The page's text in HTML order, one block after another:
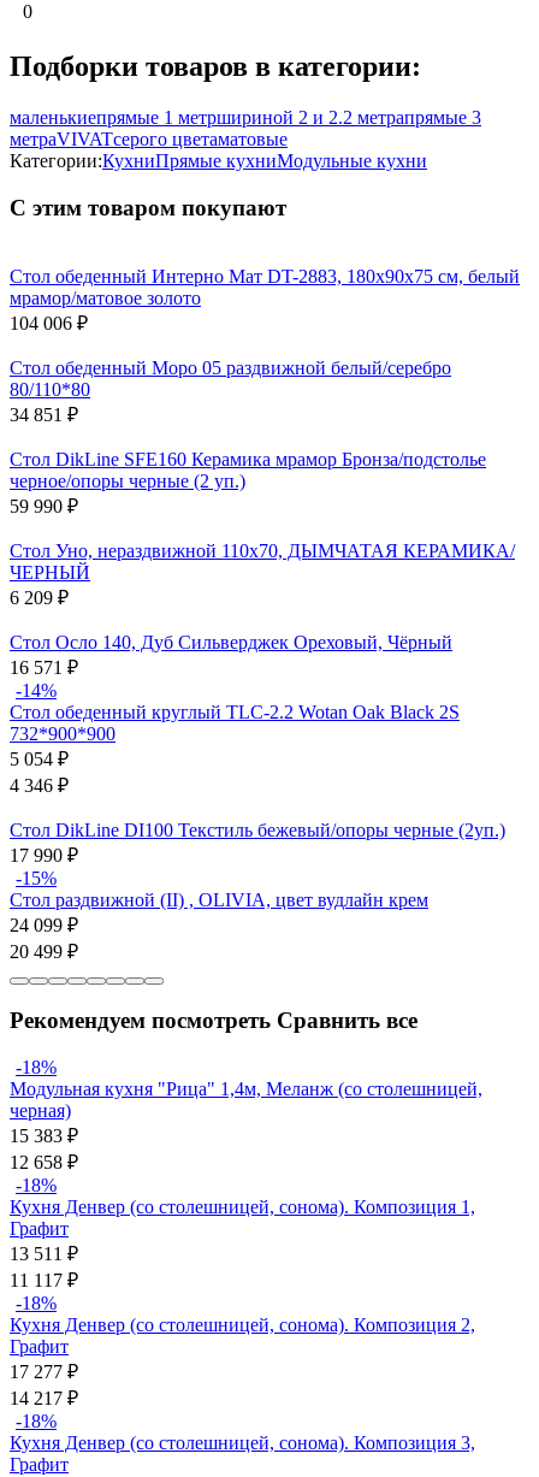
0
Подборки товаров в категории:
маленькиепрямые 1 метршириной 2 и 2.2 метрапрямые 3
метраVIVATсерого цветаматовые
Категории:КухниПрямые кухниМодульные кухни
С этим товаром покупают
Стол обеденный Интерно Мат DT-2883, 180х90х75 см, белый
мрамор/матовое золото
104 006 ₽
Стол обеденный Моро 05 раздвижной белый/серебро
80/110*80
34 851 ₽
Стол DikLine SFE160 Керамика мрамор Бронза/подстолье
черное/опоры черные (2 уп.)
59 990 ₽
Стол Уно, нераздвижной 110х70, ДЫМЧАТАЯ КЕРАМИКА/
ЧЕРНЫЙ
6 209 ₽
Стол Осло 140, Дуб Сильверджек Ореховый, Чёрный
16 571 ₽
-14%
Стол обеденный круглый TLC-2.2 Wotan Oak Black 2S
732*900*900
5 054 ₽
4 346 ₽
Стол DikLine DI100 Текстиль бежевый/опоры черные (2уп.)
17 990 ₽
-15%
Стол раздвижной (II) , OLIVIA, цвет вудлайн крем
24 099 ₽
20 499 ₽
Рекомендуем посмотреть Сравнить все
-18%
Модульная кухня "Рица" 1,4м, Меланж (со столешницей,
черная)
15 383 ₽
12 658 ₽
-18%
Кухня Денвер (со столешницей, сонома). Композиция 1,
Графит
13 511 ₽
11 117 ₽
-18%
Кухня Денвер (со столешницей, сонома). Композиция 2,
Графит
17 277 ₽
14 217 ₽
-18%
Кухня Денвер (со столешницей, сонома). Композиция 3,
Графит